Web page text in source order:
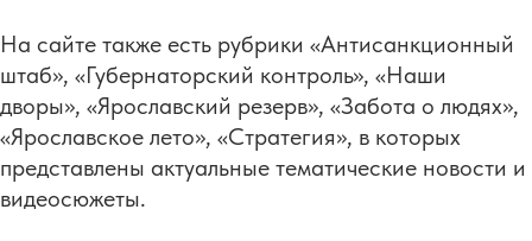
На сайте также есть рубрики «Антисанкционный
штаб», «Губернаторский контроль», «Наши
дворы», «Ярославский резерв», «Забота о людях»,
«Ярославское лето», «Стратегия», в которых
представлены актуальные тематические новости и
видеосюжеты.